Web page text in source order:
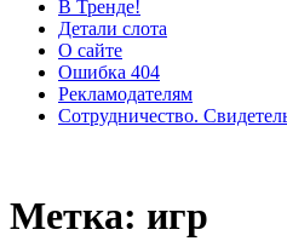
В Тренде!
Детали слота
О сайте
Ошибка 404
Рекламодателям
Сотрудничество.
Метка: игр